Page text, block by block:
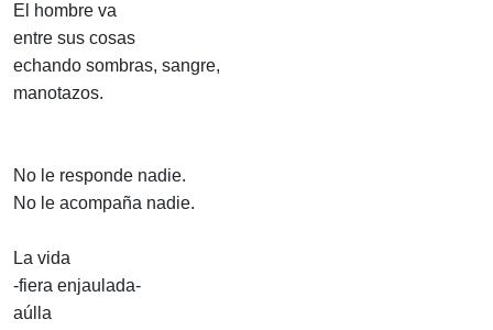
El hombre va
entre sus cosas
echando sombras, sangre,
manotazos.
No le responde nadie.
No le acompaña nadie.
La vida
-fiera enjaulada-
aúlla